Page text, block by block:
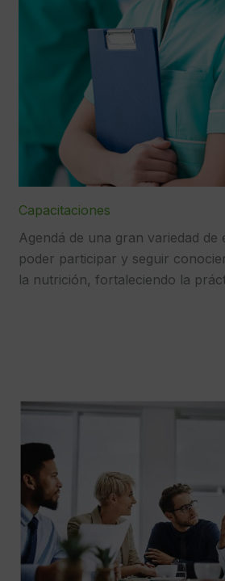
Capacitaciones
Agendá de una gran variedad de
poder participar y seguir
la nutrición, fortaleciendo la